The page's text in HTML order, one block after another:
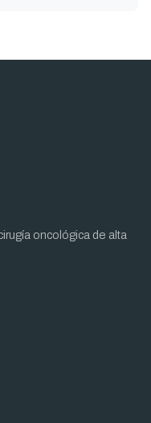
oncológica de alta